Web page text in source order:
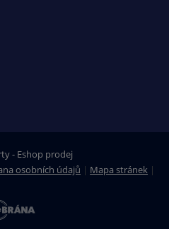
- Eshop prodej
osobních údajů | Mapa stránek |